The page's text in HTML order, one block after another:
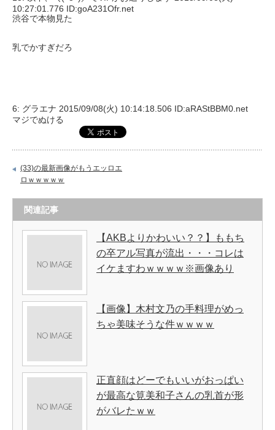
10:27:01.776 ID:goA231Ofr.net
渋谷で本物見た
乳でかすぎだろ
6: グラエナ 2015/09/08(火) 10:14:18.506 ID:aRAStBBM0.net
マジでぬける
(33)の最新画像がもうエッロエ
ロｗｗｗｗｗ
関連記事
【AKBよりかわいい？？】ももち
の卒アル写真が流出・・・コレは
イケますわｗｗｗｗ※画像あり
【画像】木村文乃の手料理がめっ
ちゃ美味そうな件ｗｗｗｗ
正直顔はどーでもいいがおっぱい
が最高な筧美和子さんの乳首が形
がバレたｗｗ